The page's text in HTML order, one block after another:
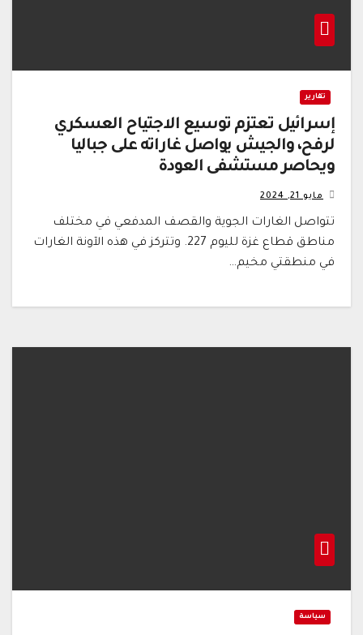
تقارير
إسرائيل تعتزم توسيع الاجتياح العسكري
لرفح، والجيش يواصل غاراته على جباليا
ويحاصر مستشفى العودة
مايو 21, 2024
تتواصل الغارات الجوية والقصف المدفعي في مختلف
مناطق قطاع غزة لليوم 227. وتتركز في هذه الآونة الغارات
في منطقتي مخيم…
سياسة